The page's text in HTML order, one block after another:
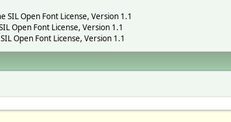
Open Font License, Version 1.1
Open Font License, Version 1.1
Open Font License, Version 1.1